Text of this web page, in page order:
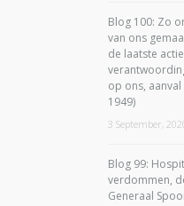
Blog 100: Zo
van ons
de laatste
op ons,
1949)
3 September,
Blog 99:
verdommen,
Generaal